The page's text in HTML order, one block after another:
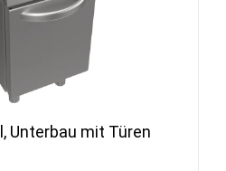
Unterbau mit Türen